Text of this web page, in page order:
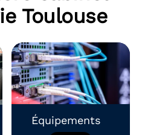
Toulouse
Équipements